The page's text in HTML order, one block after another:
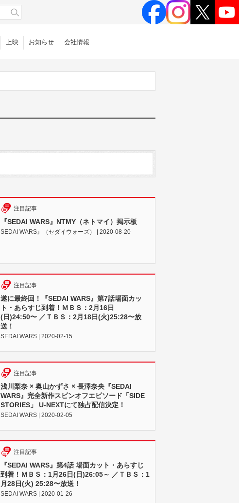
上映 お知らせ 会社情報
注目記事
『SEDAI WARS』NTMY（ネトマイ）掲示板
SEDAI WARS』（セダイウォーズ） | 2020-08-20
注目記事
遂に最終回！『SEDAI WARS』第7話場面カッ
ト・あらすじ到着！ＭＢＳ：2月16日
(日)24:50〜 ／ＴＢＳ：2月18日(火)25:28〜放
送！
SEDAI WARS | 2020-02-15
注目記事
浅川梨奈 × 奥山かずさ × 長澤奈央『SEDAI
WARS』完全新作スピンオフエピソード「SIDE
STORIES」 U-NEXTにて独占配信決定！
SEDAI WARS | 2020-02-05
注目記事
『SEDAI WARS』第4話 場面カット・あらすじ
到着！ＭＢＳ：1月26日(日)26:05～ ／ＴＢＳ：1
月28日(火) 25:28〜放送！
SEDAI WARS | 2020-01-26